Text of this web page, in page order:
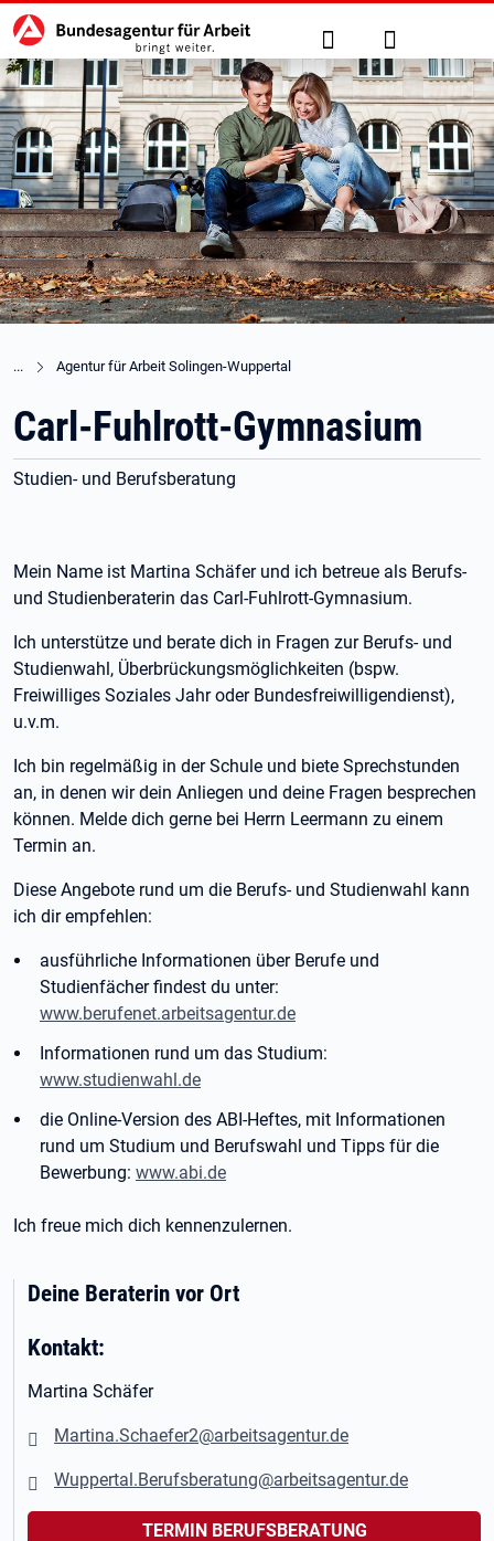
zu den Hauptinhalten springen
Hauptnavigation Suche Anmelden
Agentur für Arbeit Solingen-Wuppertal
Carl-Fuhlrott-Gymnasium
Studien- und Berufsberatung
Mein Name ist Martina Schäfer und ich betreue als Berufs-
und Studienberaterin das Carl-Fuhlrott-Gymnasium.
Ich unterstütze und berate dich in Fragen zur Berufs- und
Studienwahl, Überbrückungsmöglichkeiten (bspw.
Freiwilliges Soziales Jahr oder Bundesfreiwilligendienst),
u.v.m.
Ich bin regelmäßig in der Schule und biete Sprechstunden
an, in denen wir dein Anliegen und deine Fragen besprechen
können. Melde dich gerne bei Herrn Leermann zu einem
Termin an.
Diese Angebote rund um die Berufs- und Studienwahl kann
ich dir empfehlen:
ausführliche Informationen über Berufe und
Studienfächer findest du unter:
www.berufenet.arbeitsagentur.de
Informationen rund um das Studium:
www.studienwahl.de
die Online-Version des ABI-Heftes, mit Informationen
rund um Studium und Berufswahl und Tipps für die
Bewerbung: www.abi.de
Ich freue mich dich kennenzulernen.
Deine Beraterin vor Ort
Kontakt:
Martina Schäfer
Martina.Schaefer2@arbeitsagentur.de
Wuppertal.Berufsberatung@arbeitsagentur.de
TERMIN BERUFSBERATUNG